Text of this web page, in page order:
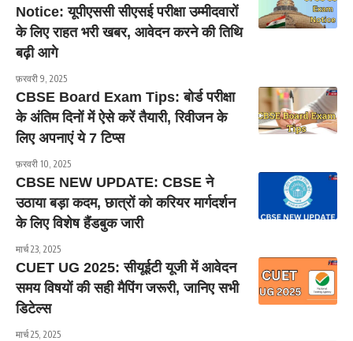
Notice: यूपीएससी सीएसई परीक्षा उम्मीदवारों
के लिए राहत भरी खबर, आवेदन करने की तिथि
बढ़ी आगे
फ़रवरी 9, 2025
CBSE Board Exam Tips: बोर्ड परीक्षा
के अंतिम दिनों में ऐसे करें तैयारी, रिवीजन के
लिए अपनाएं ये 7 टिप्स
फ़रवरी 10, 2025
CBSE NEW UPDATE: CBSE ने
उठाया बड़ा कदम, छात्रों को करियर मार्गदर्शन
के लिए विशेष हैंडबुक जारी
मार्च 23, 2025
CUET UG 2025: सीयूईटी यूजी में आवेदन
समय विषयों की सही मैपिंग जरूरी, जानिए सभी
डिटेल्स
मार्च 25, 2025